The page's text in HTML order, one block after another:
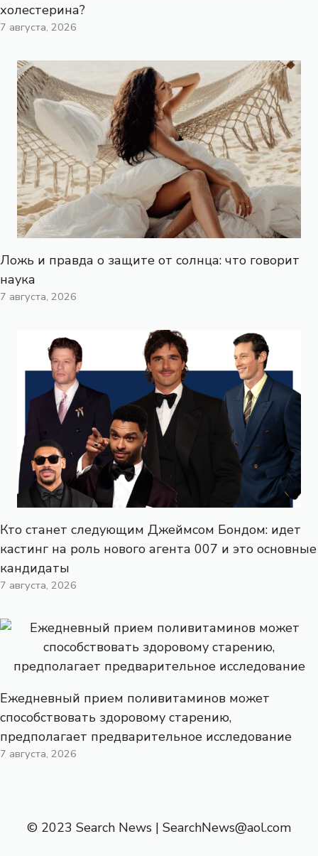
холестерина?
7 августа, 2026
Ложь и правда о защите от солнца: что говорит
наука
7 августа, 2026
Кто станет следующим Джеймсом Бондом: идет
кастинг на роль нового агента 007 и это основные
кандидаты
7 августа, 2026
Ежедневный прием поливитаминов может
способствовать здоровому старению,
предполагает предварительное исследование
7 августа, 2026
© 2023 Search News | SearchNews@aol.com